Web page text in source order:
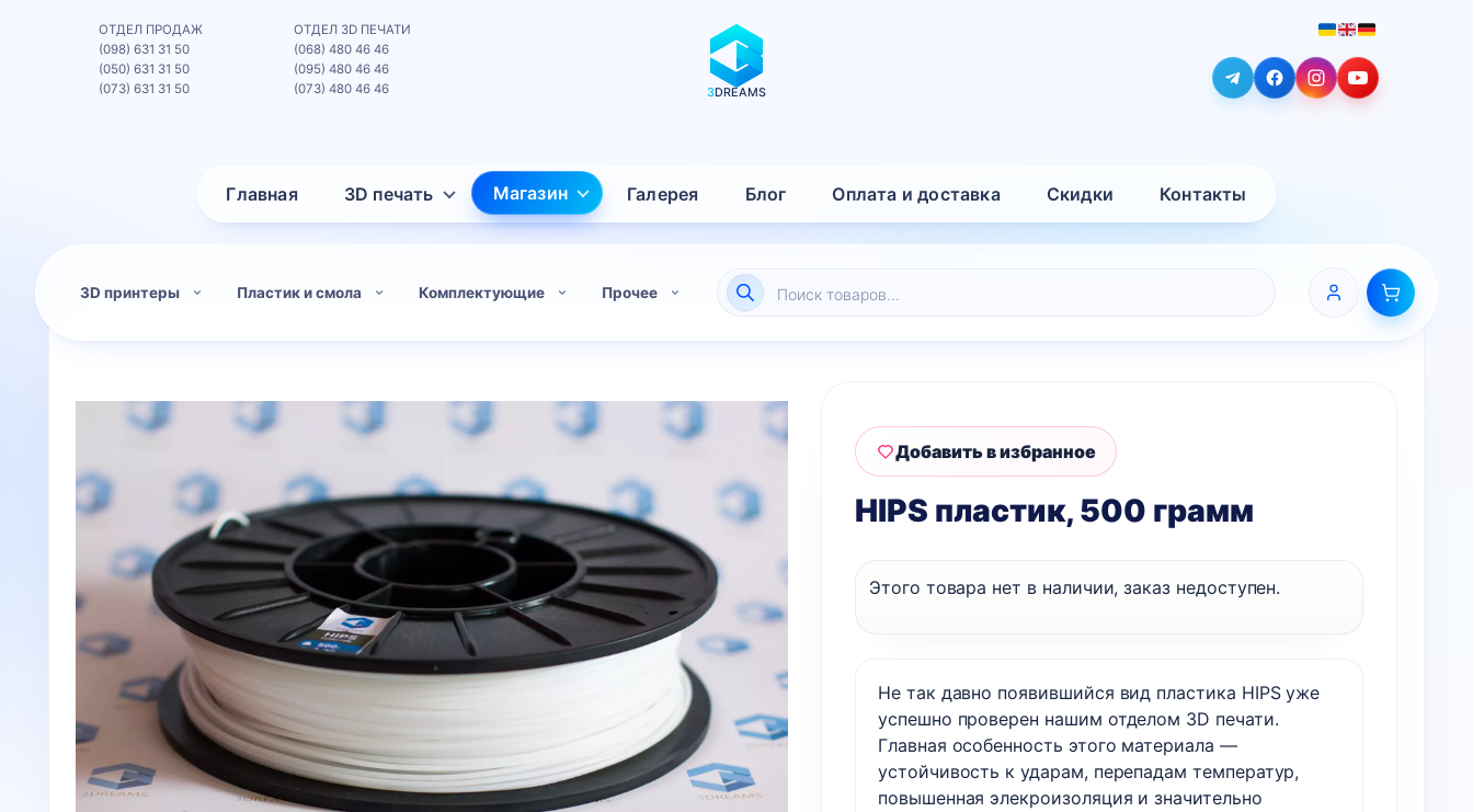
3DREAMS
Главная 3D печать Магазин Галерея Блог Оплата и доставка Скидки Контакты
ОТДЕЛ ПРОДАЖ
(098) 631 31 50
(050) 631 31 50
(073) 631 31 50
ОТДЕЛ 3D ПЕЧАТИ
(068) 480 46 46
(095) 480 46 46
(073) 480 46 46
3D принтеры Пластик и смола Комплектующие Прочее Поиск
HIPS пластик, 500 грамм
Не так давно появившийся вид пластика HIPS уже
успешно проверен нашим отделом 3D печати.
Главная особенность этого материала —
устойчивость к ударам, перепадам температур,
повышенная элекроизоляция и значительно
Этого товара нет в наличии, заказ недоступен.
Добавить в избранное